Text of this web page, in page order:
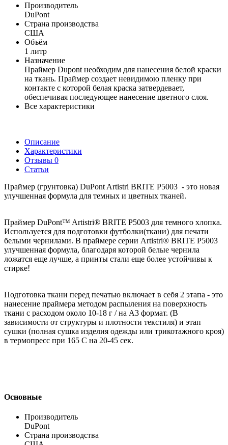
Производитель
DuPont
Страна производства
США
Объём
1 литр
Назначение
Праймер Dupont необходим для нанесения белой краски
на ткань. Праймер создает невидимою пленку при
контакте с которой белая краска затвердевает,
обеспечивая последующее нанесение цветного слоя.
Все характеристики
Описание
Характеристики
Отзывы 0
Статьи
Праймер (грунтовка) DuPont Artistri BRITE P5003 - это новая
улучшенная формула для темных и цветных тканей.
Праймер DuPont™ Artistri® BRITE P5003 для темного хлопка.
Используется для подготовки футболки(ткани) для печати
белыми чернилами. В праймере серии Artistri® BRITE P5003
улучшенная формула, благодаря которой белые чернила
ложатся еще лучше, а принты стали еще более устойчивы к
стирке!
Подготовка ткани перед печатью включает в себя 2 этапа - это
нанесение праймера методом распыления на поверхность
ткани с расходом около 10-18 г / на А3 формат. (В
зависимости от структуры и плотности текстиля) и этап
сушки (полная сушка изделия одежды или трикотажного кроя)
в термопресс при 165 С на 20-45 сек.
Основные
Производитель
DuPont
Страна производства